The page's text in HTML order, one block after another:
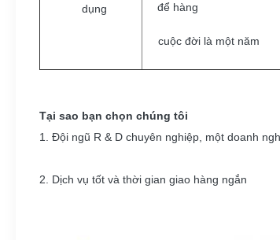
dụng
để hàng
cuộc đời là một năm
Tại sao bạn chọn chúng tôi
1. Đội ngũ R & D chuyên nghiệp, một doanh
2. Dịch vụ tốt và thời gian giao hàng ngắn